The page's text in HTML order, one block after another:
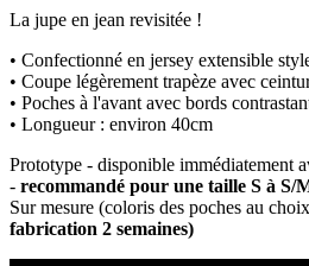
La jupe en jean revisitée !
• Confectionné en jersey extensible
• Coupe légèrement trapèze avec
• Poches à l'avant avec bords
• Longueur : environ 40cm
Prototype - disponible immédiatement
- recommandé pour une taille S à S/
Sur mesure (coloris des poches au
fabrication 2 semaines)